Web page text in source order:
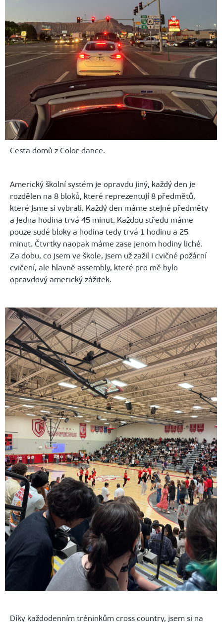
Cesta domů z Color dance.
Americký školní systém je opravdu jiný, každý den je
rozdělen na 8 bloků, které reprezentují 8 předmětů,
které jsme si vybrali. Každý den máme stejné předměty
a jedna hodina trvá 45 minut. Každou středu máme
pouze sudé bloky a hodina tedy trvá 1 hodinu a 25
minut. Čtvrtky naopak máme zase jenom hodiny liché.
Za dobu, co jsem ve škole, jsem už zažil i cvičné požární
cvičení, ale hlavně assembly, které pro mě bylo
opravdový americký zážitek.
Díky každodenním tréninkům cross country, jsem si na